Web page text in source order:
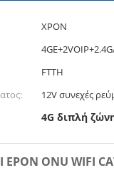
XPON
FTTH
12V συνεχές
4G διπλή
EPON ONU WIFI